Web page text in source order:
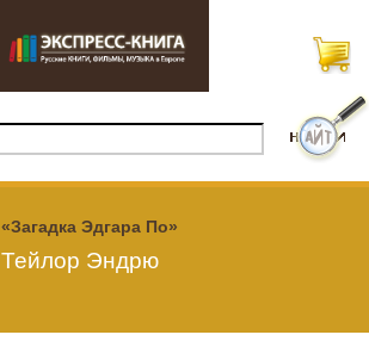
«Загадка Эдгара По»
Тейлор Эндрю